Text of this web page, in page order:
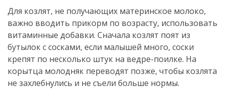
Для козлят, не получающих материнское молоко,
важно вводить прикорм по возрасту, использовать
витаминные добавки. Сначала козлят поят из
бутылок с сосками, если малышей много, соски
крепят по несколько штук на ведре-поилке. На
корытца молодняк переводят позже, чтобы козлята
не захлебнулись и не съели больше нормы.